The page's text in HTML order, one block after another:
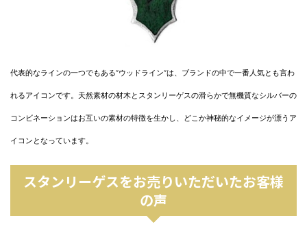
代表的なラインの一つでもある”ウッドライン”は、ブランドの中で一番人気とも言わ
れるアイコンです。天然素材の材木とスタンリーゲスの滑らかで無機質なシルバーの
コンビネーションはお互いの素材の特徴を生かし、どこか神秘的なイメージが漂うア
イコンとなっています。
スタンリーゲスをお売りいただいたお客様
の声